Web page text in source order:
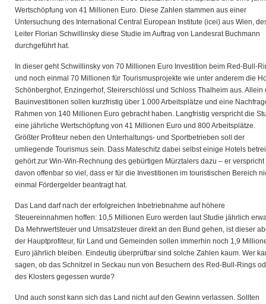
Wertschöpfung von 41 Millionen Euro. Diese Zahlen stammen aus einer
Untersuchung des International Central European Institute (icei) aus Wien,
Leiter Florian Schwillinsky diese Studie im Auftrag von Landesrat Buchmann
durchgeführt hat.
In dieser geht Schwillinsky von 70 Millionen Euro Investition beim Red-Bull-
und noch einmal 70 Millionen für Tourismusprojekte wie unter anderem die
Schönberghof, Enzingerhof, Steirerschlössl und Schloss Thalheim aus. Allein
Bauinvestitionen sollen kurzfristig über 1.000 Arbeitsplätze und eine
Rahmen von 140 Millionen Euro gebracht haben. Langfristig verspricht die
eine jährliche Wertschöpfung von 41 Millionen Euro und 800 Arbeitsplätze.
Größter Profiteur neben den Unterhaltungs- und Sportbetrieben soll der
umliegende Tourismus sein. Dass Mateschitz dabei selbst einige Hotels
gehört zur Win-Win-Rechnung des gebürtigen Mürztalers dazu – er verspricht
davon offenbar so viel, dass er für die Investitionen im touristischen Bereich
einmal Fördergelder beantragt hat.
Das Land darf nach der erfolgreichen Inbetriebnahme auf höhere
Steuereinnahmen hoffen: 10,5 Millionen Euro werden laut Studie jährlich
Da Mehrwertsteuer und Umsatzsteuer direkt an den Bund gehen, ist dieser
der Hauptprofiteur, für Land und Gemeinden sollen immerhin noch 1,9
Euro jährlich bleiben. Eindeutig überprüfbar sind solche Zahlen kaum. Wer
sagen, ob das Schnitzel in Seckau nun von Besuchern des Red-Bull-Rings
des Klosters gegessen wurde?
Und auch sonst kann sich das Land nicht auf den Gewinn verlassen. Sollten